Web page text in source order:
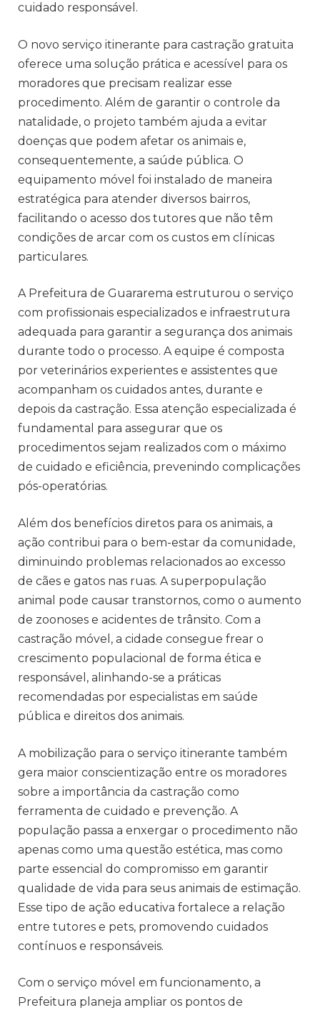
cuidado responsável.
O novo serviço itinerante para castração gratuita
oferece uma solução prática e acessível para os
moradores que precisam realizar esse
procedimento. Além de garantir o controle da
natalidade, o projeto também ajuda a evitar
doenças que podem afetar os animais e,
consequentemente, a saúde pública. O
equipamento móvel foi instalado de maneira
estratégica para atender diversos bairros,
facilitando o acesso dos tutores que não têm
condições de arcar com os custos em clínicas
particulares.
A Prefeitura de Guararema estruturou o serviço
com profissionais especializados e infraestrutura
adequada para garantir a segurança dos animais
durante todo o processo. A equipe é composta
por veterinários experientes e assistentes que
acompanham os cuidados antes, durante e
depois da castração. Essa atenção especializada é
fundamental para assegurar que os
procedimentos sejam realizados com o máximo
de cuidado e eficiência, prevenindo complicações
pós-operatórias.
Além dos benefícios diretos para os animais, a
ação contribui para o bem-estar da comunidade,
diminuindo problemas relacionados ao excesso
de cães e gatos nas ruas. A superpopulação
animal pode causar transtornos, como o aumento
de zoonoses e acidentes de trânsito. Com a
castração móvel, a cidade consegue frear o
crescimento populacional de forma ética e
responsável, alinhando-se a práticas
recomendadas por especialistas em saúde
pública e direitos dos animais.
A mobilização para o serviço itinerante também
gera maior conscientização entre os moradores
sobre a importância da castração como
ferramenta de cuidado e prevenção. A
população passa a enxergar o procedimento não
apenas como uma questão estética, mas como
parte essencial do compromisso em garantir
qualidade de vida para seus animais de estimação.
Esse tipo de ação educativa fortalece a relação
entre tutores e pets, promovendo cuidados
contínuos e responsáveis.
Com o serviço móvel em funcionamento, a
Prefeitura planeja ampliar os pontos de